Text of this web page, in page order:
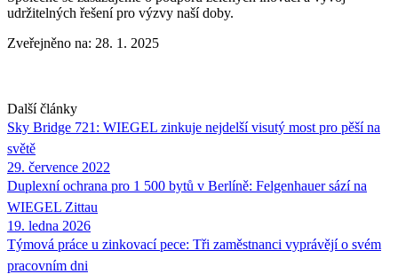
udržitelných řešení pro výzvy naší doby.
Zveřejněno na: 28. 1. 2025
Další články
Sky Bridge 721: WIEGEL zinkuje nejdelší visutý most pro pěší na
světě
29. července 2022
Duplexní ochrana pro 1 500 bytů v Berlíně: Felgenhauer sází na
WIEGEL Zittau
19. ledna 2026
Týmová práce u zinkovací pece: Tři zaměstnanci vyprávějí o svém
pracovním dni